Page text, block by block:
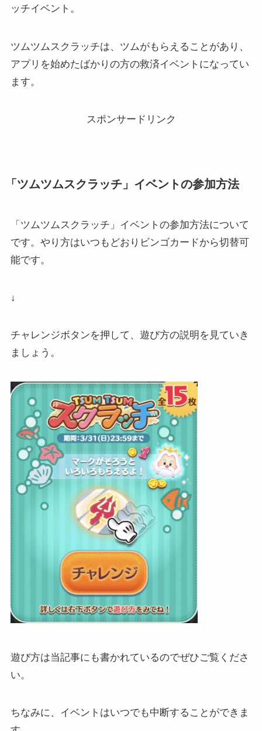
ッチイベント。
ツムツムスクラッチは、ツムがもらえることがあり、
アプリを始めたばかりの方の救済イベントになってい
ます。
スポンサードリンク
「ツムツムスクラッチ」イベントの参加方法
「ツムツムスクラッチ」イベントの参加方法について
です。やり方はいつもどおりビンゴカードから切替可
能です。
↓
チャレンジボタンを押して、遊び方の説明を見ていき
ましょう。
遊び方は当記事にも書かれているのでぜひご覧くださ
い。
ちなみに、イベントはいつでも中断することができま